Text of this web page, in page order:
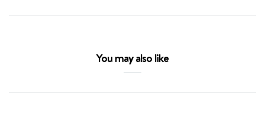
You may also like